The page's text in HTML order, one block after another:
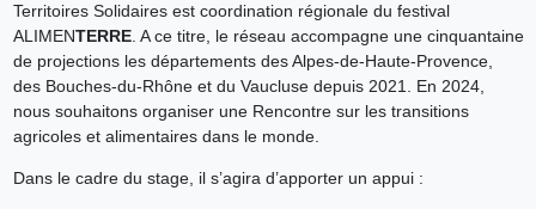
Territoires Solidaires est coordination régionale du festival
ALIMENTERRE. A ce titre, le réseau accompagne une cinquantaine
de projections les départements des Alpes-de-Haute-Provence,
des Bouches-du-Rhône et du Vaucluse depuis 2021. En 2024,
nous souhaitons organiser une Rencontre sur les transitions
agricoles et alimentaires dans le monde.
Dans le cadre du stage, il s’agira d’apporter un appui :